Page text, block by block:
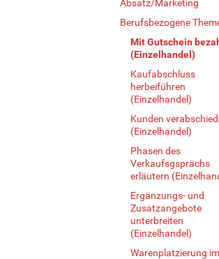
Absatz/Marketing
Berufsbezogene
Mit Gutschein
(Einzelhandel)
Kaufabschluss
herbeiführen
(Einzelhandel)
Kunden
(Einzelhandel)
Phasen des
Verkaufsgsprächs
erläutern
Ergänzungs- und
Zusatzangebote
unterbreiten
(Einzelhandel)
Warenplatzierung im